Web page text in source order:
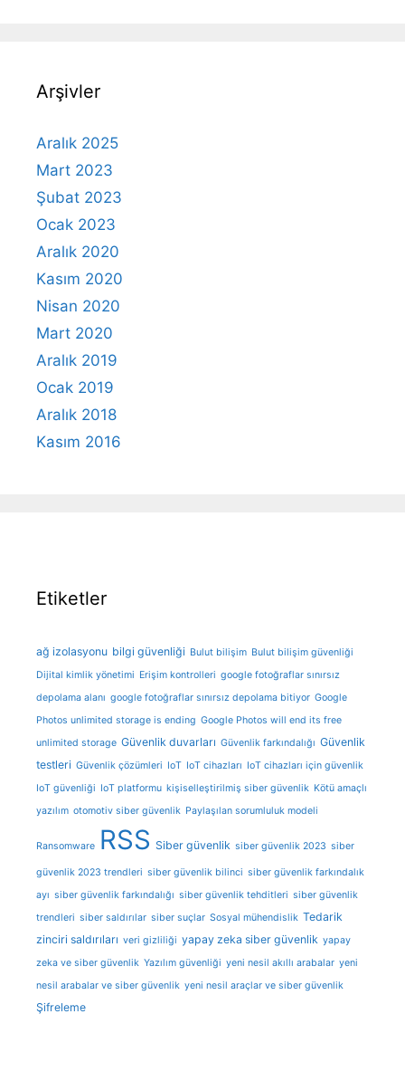
Arşivler
Aralık 2025
Mart 2023
Şubat 2023
Ocak 2023
Aralık 2020
Kasım 2020
Nisan 2020
Mart 2020
Aralık 2019
Ocak 2019
Aralık 2018
Kasım 2016
Etiketler
ağ izolasyonu bilgi güvenliği Bulut bilişim Bulut bilişim güvenliği
Dijital kimlik yönetimi Erişim kontrolleri google fotoğraflar sınırsız
depolama alanı google fotoğraflar sınırsız depolama bitiyor Google
Photos unlimited storage is ending Google Photos will end its free
unlimited storage Güvenlik duvarları Güvenlik farkındalığı Güvenlik
testleri Güvenlik çözümleri IoT IoT cihazları IoT cihazları için güvenlik
IoT güvenliği IoT platformu kişiselleştirilmiş siber güvenlik Kötü amaçlı
yazılım otomotiv siber güvenlik Paylaşılan sorumluluk modeli
Ransomware RSS Siber güvenlik siber güvenlik 2023 siber
güvenlik 2023 trendleri siber güvenlik bilinci siber güvenlik farkındalık
ayı siber güvenlik farkındalığı siber güvenlik tehditleri siber güvenlik
trendleri siber saldırılar siber suçlar Sosyal mühendislik Tedarik
zinciri saldırıları veri gizliliği yapay zeka siber güvenlik yapay
zeka ve siber güvenlik Yazılım güvenliği yeni nesil akıllı arabalar yeni
nesil arabalar ve siber güvenlik yeni nesil araçlar ve siber güvenlik
Şifreleme